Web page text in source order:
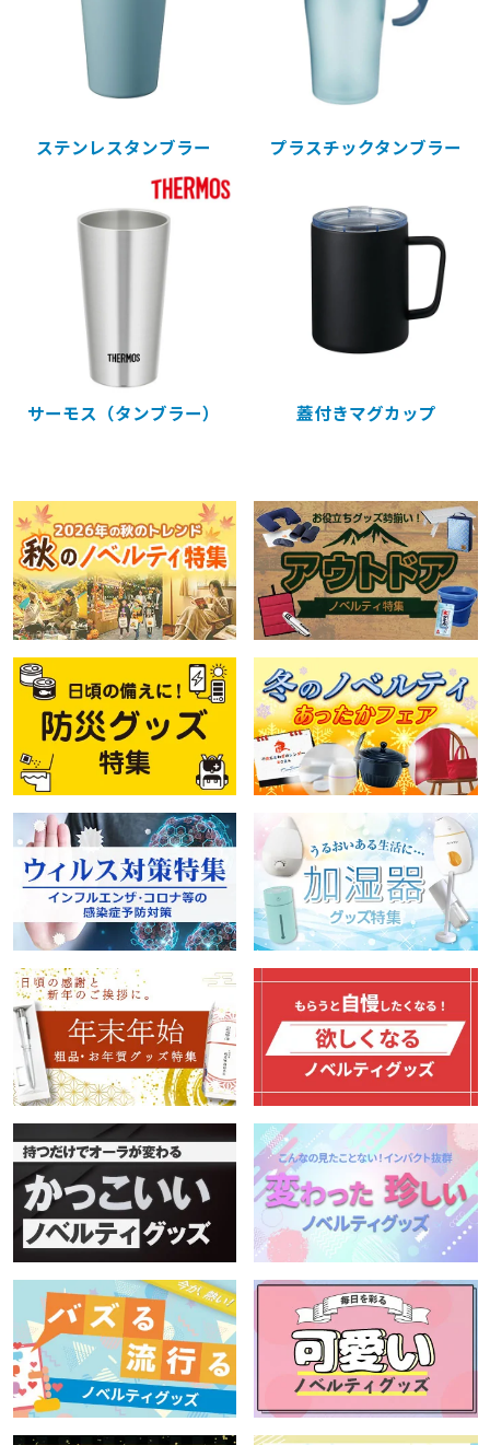
ステンレスタンブラー プラスチックタンブラー
サーモス（タンブラー） 蓋付きマグカップ